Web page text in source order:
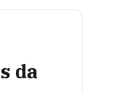
da